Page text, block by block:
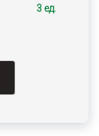
3 ед.